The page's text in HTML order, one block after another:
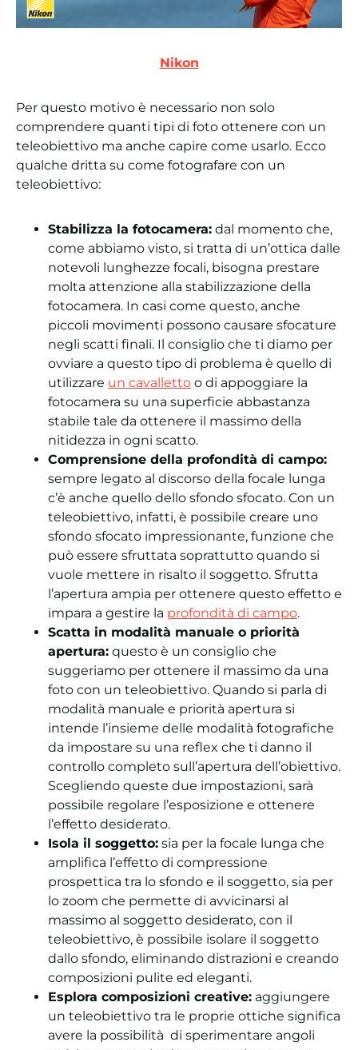
Nikon
Per questo motivo è necessario non solo
comprendere quanti tipi di foto ottenere con un
teleobiettivo ma anche capire come usarlo. Ecco
qualche dritta su come fotografare con un
teleobiettivo:
Stabilizza la fotocamera: dal momento che,
come abbiamo visto, si tratta di un’ottica dalle
notevoli lunghezze focali, bisogna prestare
molta attenzione alla stabilizzazione della
fotocamera. In casi come questo, anche
piccoli movimenti possono causare sfocature
negli scatti finali. Il consiglio che ti diamo per
ovviare a questo tipo di problema è quello di
utilizzare un cavalletto o di appoggiare la
fotocamera su una superficie abbastanza
stabile tale da ottenere il massimo della
nitidezza in ogni scatto.
Comprensione della profondità di campo:
sempre legato al discorso della focale lunga
c’è anche quello dello sfondo sfocato. Con un
teleobiettivo, infatti, è possibile creare uno
sfondo sfocato impressionante, funzione che
può essere sfruttata soprattutto quando si
vuole mettere in risalto il soggetto. Sfrutta
l’apertura ampia per ottenere questo effetto e
impara a gestire la profondità di campo.
Scatta in modalità manuale o priorità
apertura: questo è un consiglio che
suggeriamo per ottenere il massimo da una
foto con un teleobiettivo. Quando si parla di
modalità manuale e priorità apertura si
intende l’insieme delle modalità fotografiche
da impostare su una reflex che ti danno il
controllo completo sull’apertura dell’obiettivo.
Scegliendo queste due impostazioni, sarà
possibile regolare l’esposizione e ottenere
l’effetto desiderato.
Isola il soggetto: sia per la focale lunga che
amplifica l’effetto di compressione
prospettica tra lo sfondo e il soggetto, sia per
lo zoom che permette di avvicinarsi al
massimo al soggetto desiderato, con il
teleobiettivo, è possibile isolare il soggetto
dallo sfondo, eliminando distrazioni e creando
composizioni pulite ed eleganti.
Esplora composizioni creative: aggiungere
un teleobiettivo tra le proprie ottiche significa
avere la possibilità di sperimentare angoli